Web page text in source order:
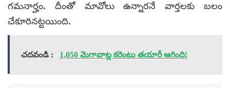
గమనార్హం. దీంతో మావోలు ఉన్నారనే వార్తలకు బలం
చేకూరినట్టయింది.
చదవండి : 1,050 మెగావాట్ల కరెంటు తయారీ ఆగింది!